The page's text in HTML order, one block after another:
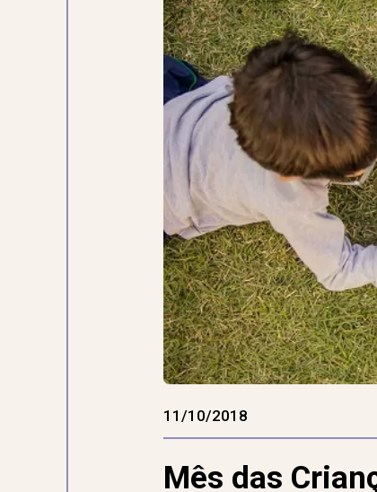
11/10/2018
Mês das